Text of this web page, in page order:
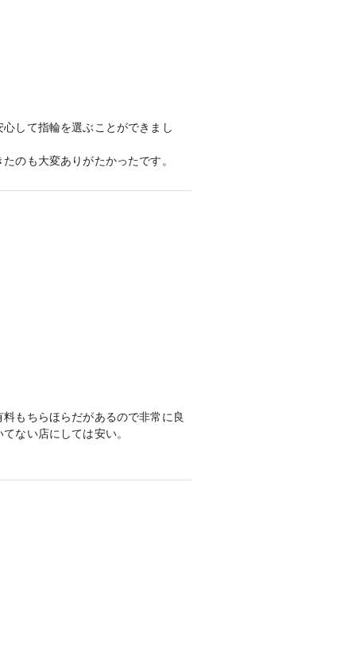
。長く愛用できるアフターサービ
して指輪を選ぶことができまし
のも大変ありがたかったです。
ィの指輪にしようと思っていたの
始めました。そんなときにご提案
よう！と思うくらい気に入りまし
時に他ブランドと比較するような
にお気に入りの結婚指輪を見つけ
もちらほらだがあるので非常に良
ない店にしては安い。
ためその中から彼女が気に入った
肢が多いため。
るので、また違ったデザインのも